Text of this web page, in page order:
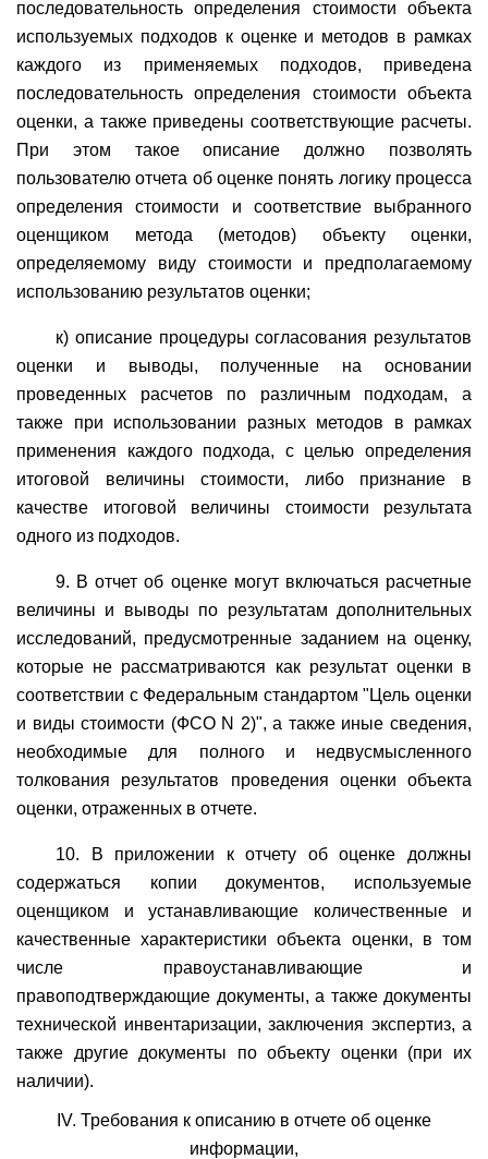
последовательность определения стоимости объекта
используемых подходов к оценке и методов в рамках
каждого из применяемых подходов, приведена
последовательность определения стоимости объекта
оценки, а также приведены соответствующие расчеты.
При этом такое описание должно позволять
пользователю отчета об оценке понять логику процесса
определения стоимости и соответствие выбранного
оценщиком метода (методов) объекту оценки,
определяемому виду стоимости и предполагаемому
использованию результатов оценки;
к) описание процедуры согласования результатов
оценки и выводы, полученные на основании
проведенных расчетов по различным подходам, а
также при использовании разных методов в рамках
применения каждого подхода, с целью определения
итоговой величины стоимости, либо признание в
качестве итоговой величины стоимости результата
одного из подходов.
9. В отчет об оценке могут включаться расчетные
величины и выводы по результатам дополнительных
исследований, предусмотренные заданием на оценку,
которые не рассматриваются как результат оценки в
соответствии с Федеральным стандартом "Цель оценки
и виды стоимости (ФСО N 2)", а также иные сведения,
необходимые для полного и недвусмысленного
толкования результатов проведения оценки объекта
оценки, отраженных в отчете.
10. В приложении к отчету об оценке должны
содержаться копии документов, используемые
оценщиком и устанавливающие количественные и
качественные характеристики объекта оценки, в том
числе правоустанавливающие и
правоподтверждающие документы, а также документы
технической инвентаризации, заключения экспертиз, а
также другие документы по объекту оценки (при их
наличии).
IV. Требования к описанию в отчете об оценке
информации,